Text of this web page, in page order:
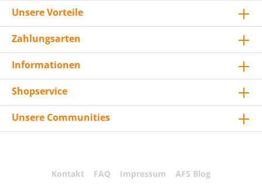
Unsere Vorteile
Zahlungsarten
Informationen
Shopservice
Unsere Communities
Kontakt FAQ Impressum AFS Blog